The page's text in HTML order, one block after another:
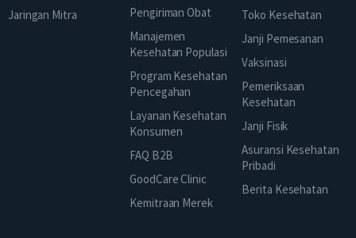
Jaringan Mitra
Pengiriman Obat
Manajemen
Kesehatan Populasi
Program Kesehatan
Pencegahan
Layanan Kesehatan
Konsumen
FAQ B2B
GoodCare Clinic
Kemitraan Merek
Toko Kesehatan
Janji Pemesanan
Vaksinasi
Pemeriksaan
Kesehatan
Janji Fisik
Asuransi Kesehatan
Pribadi
Berita Kesehatan